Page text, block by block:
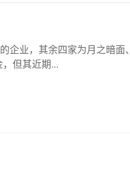
企业，其余四家为月之暗面、
但其近期...